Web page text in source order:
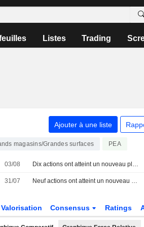
Listes Trading
Ajouter à une liste
magasins/Grandes surfaces PEA
03/08 Dix actions ont atteint un nouveau plus haut sur 52 semaines aujourd'hui à la Bourse de Stockholm
31/07 Neuf actions ont atteint un nouveau plus haut sur 52 semaines aujourd'hui à la Bourse de Stockholm
Valorisation Consensus Ratings